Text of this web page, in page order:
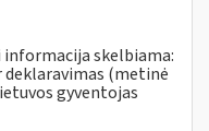
informacija skelbiama:
deklaravimas (metinė
gyventojas